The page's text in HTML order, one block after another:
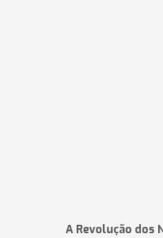
A Revolução dos